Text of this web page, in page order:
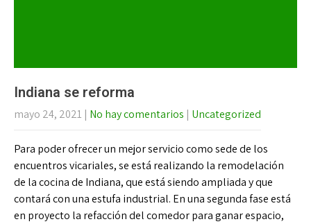
Indiana se reforma
mayo 24, 2021 | No hay comentarios | Uncategorized
Para poder ofrecer un mejor servicio como sede de los
encuentros vicariales, se está realizando la remodelación
de la cocina de Indiana, que está siendo ampliada y que
contará con una estufa industrial. En una segunda fase está
en proyecto la refacción del comedor para ganar espacio,